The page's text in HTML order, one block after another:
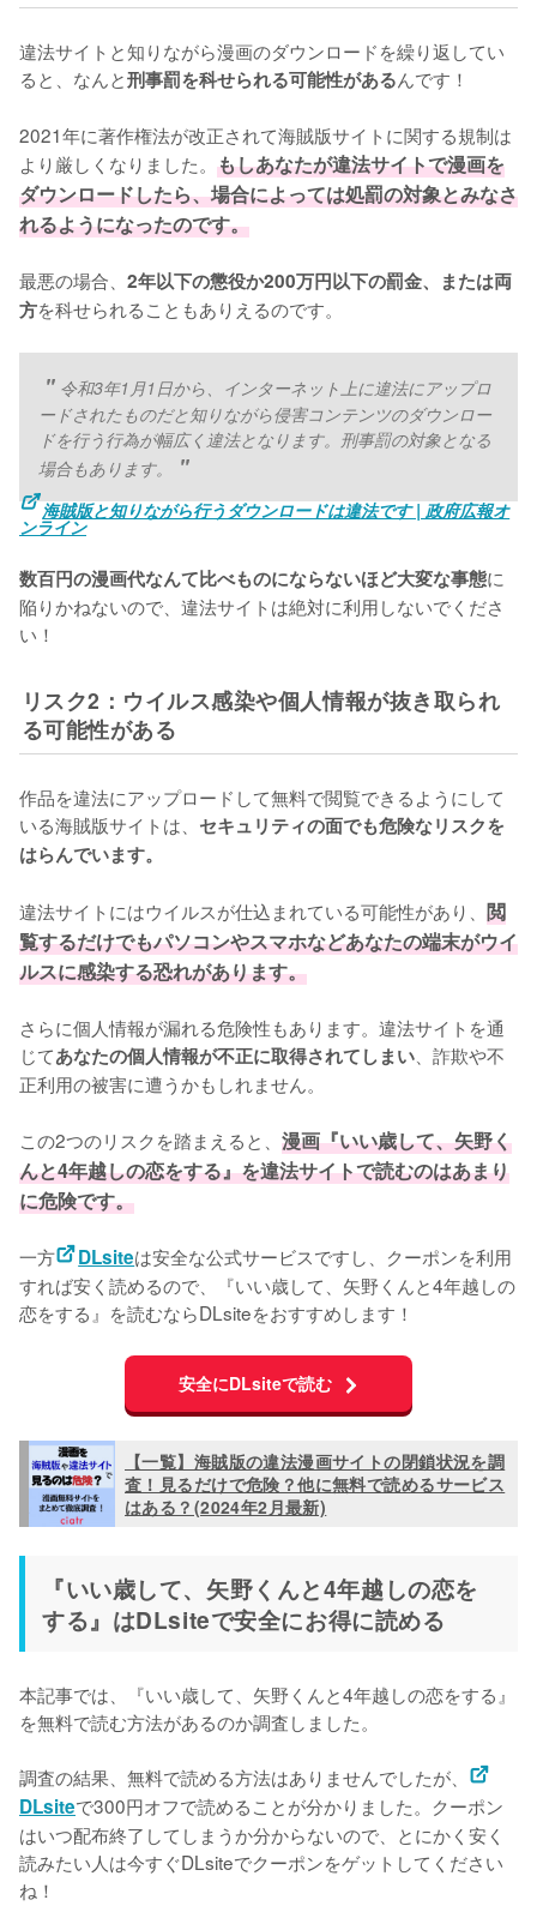
違法サイトと知りながら漫画のダウンロードを繰り返してい
ると、なんと刑事罰を科せられる可能性があるんです！
2021年に著作権法が改正されて海賊版サイトに関する規制は
より厳しくなりました。 もしあなたが違法サイトで漫画を
ダウンロードしたら、場合によっては処罰の対象とみなさ
れるようになったのです。
最悪の場合、 2年以下の懲役か200万円以下の罰金、または両
方を科せられることもありえるのです。
令和3年1月1日から、インターネット上に違法にアップロ
ードされたものだと知りながら侵害コンテンツのダウンロー
ドを行う行為が幅広く違法となります。刑事罰の対象となる
場合もあります。
海賊版と知りながら行うダウンロードは違法です | 政府広報オ
ンライン
数百円の漫画代なんて比べものにならないほど大変な事態に
陥りかねないので、違法サイトは絶対に利用しないでくださ
い！
リスク2：ウイルス感染や個人情報が抜き取られ
る可能性がある
作品を違法にアップロードして無料で閲覧できるようにして
いる海賊版サイトは、 セキュリティの面でも危険なリスクを
はらんでいます。
違法サイトにはウイルスが仕込まれている可能性があり、 閲
覧するだけでもパソコンやスマホなどあなたの端末がウイ
ルスに感染する恐れがあります。
さらに個人情報が漏れる危険性もあります。違法サイトを通
じてあなたの個人情報が不正に取得されてしまい 、詐欺や不
正利用の被害に遭うかもしれません。
この2つのリスクを踏まえると、 漫画『いい歳して、矢野く
んと4年越しの恋をする』を違法サイトで読むのはあまり
に危険です。
一方 DLsiteは安全な公式サービスですし、クーポンを利用
すれば安く読めるので、『いい歳して、矢野くんと4年越しの
恋をする』を読むならDLsiteをおすすめします！
安全にDLsiteで読む
【一覧】海賊版の違法漫画サイトの閉鎖状況を調
査！見るだけで危険？他に無料で読めるサービス
はある？(2024年2月最新)
『いい歳して、矢野くんと4年越しの恋を
する』はDLsiteで安全にお得に読める
本記事では、『いい歳して、矢野くんと4年越しの恋をする』
を無料で読む方法があるのか調査しました。
調査の結果、無料で読める方法はありませんでしたが、
DLsiteで300円オフで読めることが分かりました。クーポン
はいつ配布終了してしまうか分からないので、とにかく安く
読みたい人は今すぐDLsiteでクーポンをゲットしてください
ね！